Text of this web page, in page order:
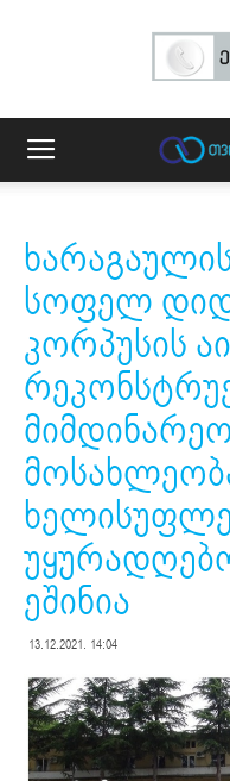
სოფელ
კორპუსის
ეშინია
13.12.2021. 14:04